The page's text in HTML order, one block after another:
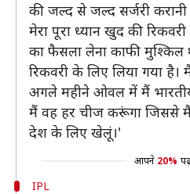
की जल्द से जल्द सर्जरी
मेरा पूरा ध्यान खुद की रिकवरी
का फैसला लेना काफी मुश्किल
रिकवरी के लिए लिया गया है।
अगले महीने ओवल में मैं
मैं वह हर चीज करूंगा जिससे
देश के लिए खेलूं।'
आपने 20%
IPL